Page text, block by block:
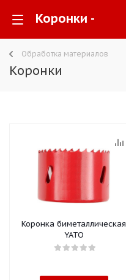
Коронки -
Обработка материалов
Коронки
Коронка биметаллическая
YATO